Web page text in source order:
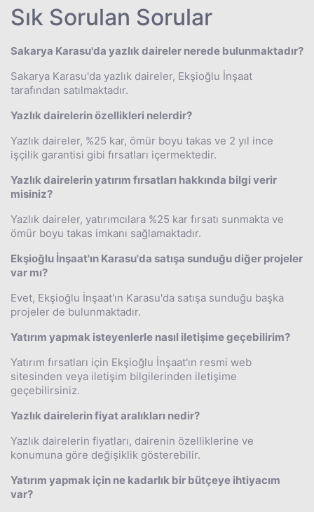
Sık Sorulan Sorular
Sakarya Karasu'da yazlık daireler nerede bulunmaktadır?
Sakarya Karasu'da yazlık daireler, Ekşioğlu İnşaat
tarafından satılmaktadır.
Yazlık dairelerin özellikleri nelerdir?
Yazlık daireler, %25 kar, ömür boyu takas ve 2 yıl ince
işçilik garantisi gibi fırsatları içermektedir.
Yazlık dairelerin yatırım fırsatları hakkında bilgi verir
misiniz?
Yazlık daireler, yatırımcılara %25 kar fırsatı sunmakta ve
ömür boyu takas imkanı sağlamaktadır.
Ekşioğlu İnşaat'ın Karasu'da satışa sunduğu diğer projeler
var mı?
Evet, Ekşioğlu İnşaat'ın Karasu'da satışa sunduğu başka
projeler de bulunmaktadır.
Yatırım yapmak isteyenlerle nasıl iletişime geçebilirim?
Yatırım fırsatları için Ekşioğlu İnşaat'ın resmi web
sitesinden veya iletişim bilgilerinden iletişime
geçebilirsiniz.
Yazlık dairelerin fiyat aralıkları nedir?
Yazlık dairelerin fiyatları, dairenin özelliklerine ve
konumuna göre değişiklik gösterebilir.
Yatırım yapmak için ne kadarlık bir bütçeye ihtiyacım
var?